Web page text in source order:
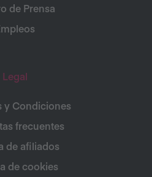
de Prensa
Legal
y Condiciones
frecuentes
de afiliados
de cookies